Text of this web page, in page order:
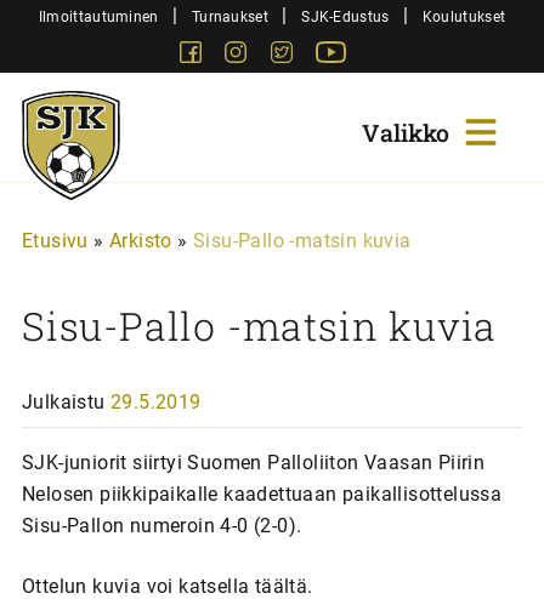
SiirryIlmoittautuminen | Turnaukset | SJK-Edustus | Koulutukset
FacebookInstagram
Twitter
Sjk-
Juniorit
Etusivu » Arkisto » Sisu-Pallo -matsin kuvia
Sisu-Pallo -matsin kuvia
Julkaistu 29.5.2019
SJK-juniorit siirtyi Suomen Palloliiton Vaasan Piirin
Nelosen piikkipaikalle kaadettuaan paikallisottelussa
Sisu-Pallon numeroin 4-0 (2-0).
Ottelun kuvia voi katsella täältä.